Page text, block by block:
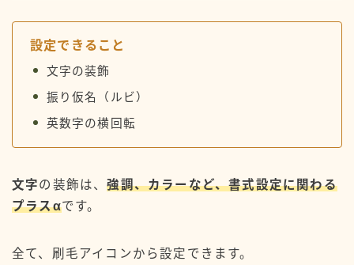
設定できること
文字の装飾
振り仮名（ルビ）
英数字の横回転
文字の装飾は、強調、カラーなど、書式設定に関わる
プラスαです。
全て、 刷毛 アイコンから設定できます。